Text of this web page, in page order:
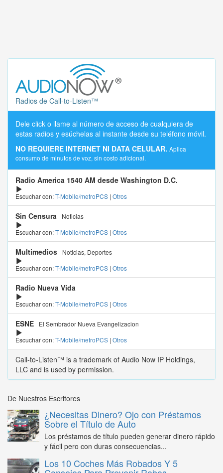
Radios de Call-to-Listen™
Dele click o llame al número de acceso de cualquiera de
estas radios y esúchelas al instante desde su teléfono móvil.
NO REQUIERE INTERNET NI DATA CELULAR. Aplica
consumo de minutos de voz, sin costo adicional.
Radio America 1540 AM desde Washington D.C.
Escuchar con:T-Mobile/metroPCS | Otros
Sin Censura
Noticias
Escuchar con:T-Mobile/metroPCS | Otros
Multimedios
Noticias, Deportes
Escuchar con:T-Mobile/metroPCS | Otros
Radio Nueva Vida
Escuchar con:T-Mobile/metroPCS | Otros
ESNE
El Sembrador Nueva Evangelizacion
Escuchar con:T-Mobile/metroPCS | Otros
Call-to-Listen™ is a trademark of Audio Now IP Holdings,
LLC and is used by permission.
De Nuestros Escritores
¿Necesitas Dinero? Ojo con Préstamos
Sobre el Título de Auto
Los préstamos de título pueden generar dinero rápido
y fácil pero con duras consecuencias...
Los 10 Coches Más Robados Y 5